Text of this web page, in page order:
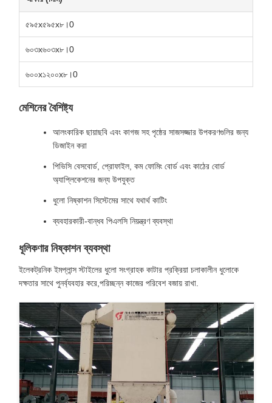
৫৯৫x৫৯৫x৮।0
৬০৩x৬০৩x৮।0
৬০০x১২০০x৮।0
মেশিনের বৈশিষ্ট্য
আলংকারিক ছায়াছবি এবং কাগজ সহ পৃষ্ঠের সাজসজ্জার উপকরণগুলির জন্য
ডিজাইন করা
পিভিসি বেসবোর্ড, প্রোফাইল, কম ফোমিং বোর্ড এবং কাঠের বোর্ড
অ্যাপ্লিকেশনের জন্য উপযুক্ত
ধুলো নিষ্কাশন সিস্টেমের সাথে যথার্থ কাটিং
ব্যবহারকারী-বান্ধব পিএলসি নিয়ন্ত্রণ ব্যবস্থা
ধূলিকণার নিষ্কাশন ব্যবস্থা
ইলেকট্রনিক ইমপ্লান্স স্টাইলের ধুলো সংগ্রাহক কাটার প্রক্রিয়া চলাকালীন ধুলোকে
দক্ষতার সাথে পুনর্ব্যবহার করে,পরিচ্ছন্ন কাজের পরিবেশ বজায় রাখা.